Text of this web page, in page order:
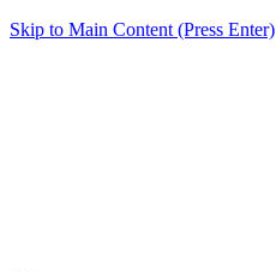
Skip to Main Content (Press Enter)